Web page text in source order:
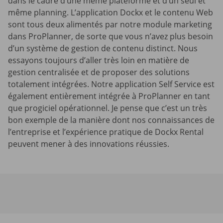
même planning. L’application Dockx et le contenu Web
sont tous deux alimentés par notre module marketing
dans ProPlanner, de sorte que vous n’avez plus besoin
d’un système de gestion de contenu distinct. Nous
essayons toujours d’aller très loin en matière de
gestion centralisée et de proposer des solutions
totalement intégrées. Notre application Self Service est
également entièrement intégrée à ProPlanner en tant
que progiciel opérationnel. Je pense que c’est un très
bon exemple de la manière dont nos connaissances de
l’entreprise et l’expérience pratique de Dockx Rental
peuvent mener à des innovations réussies.